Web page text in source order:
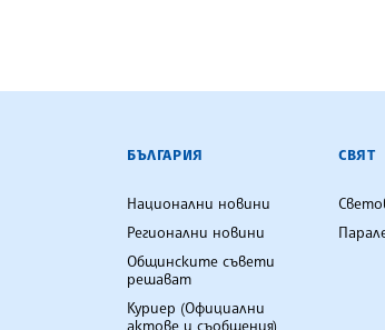
БЪЛГАРСКА
БЪЛГАРИЯ
Национални новини
Регионални новини
Общинските съвети
решават
Куриер (Официални
актове и съобщения)
СВЯТ